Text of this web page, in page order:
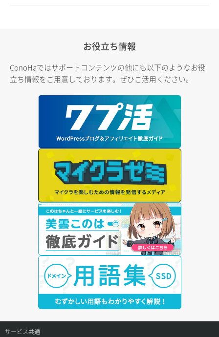
お役立ち情報
ConoHaではサポートコンテンツの他にも以下のようなお役
立ち情報をご用意しております。ぜひご活用ください。
サービス共通